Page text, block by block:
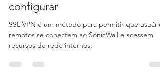
Audere Comércio em TI
9 min de leitura
SSL VPN Sonicwall - Saiba como
configurar